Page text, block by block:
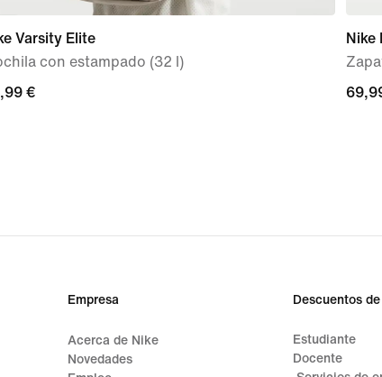
Varsity Elite
con estampado (32 l)
€
€
Nike
Empresa
Acerca de Nike
Novedades
Descuentos
Estudiante
Docente